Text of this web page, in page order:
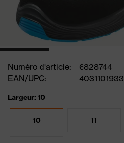
Numéro d'article:
6828744
EAN/UPC:
Largeur: 10
10 11